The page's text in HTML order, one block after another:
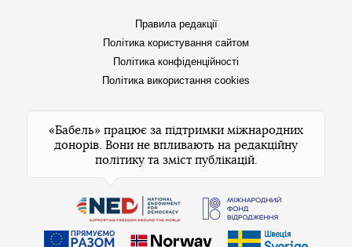
Правила редакції
Політика користування сайтом
Політика конфіденційності
Політика використання cookies
«Бабель» працює за підтримки міжнародних
донорів. Вони не впливають на редакційну
політику та зміст публікацій.